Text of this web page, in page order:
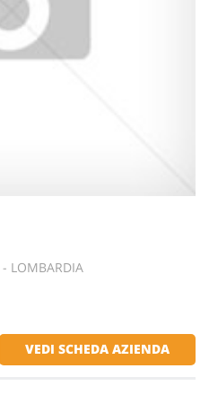
LOMBARDIA
VEDI SCHEDA AZIENDA